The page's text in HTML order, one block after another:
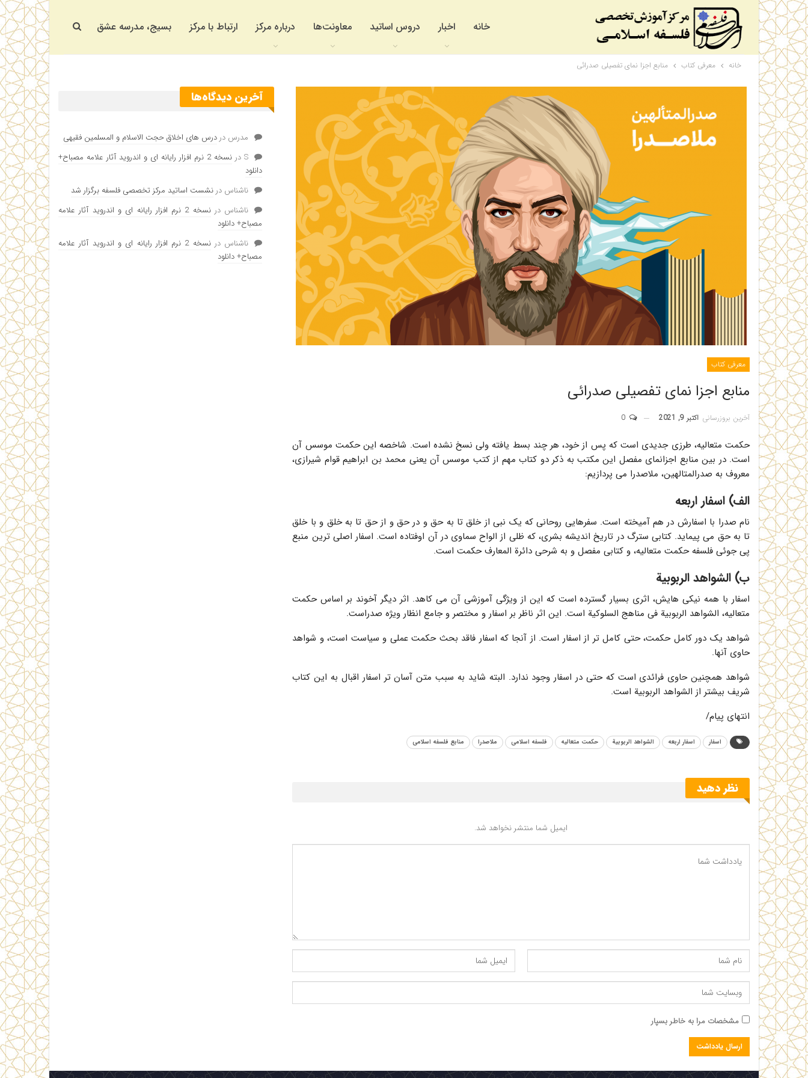
خانه اخبار دروس اساتید معاونت‌ها درباره مرکز ارتباط با مرکز بسیج، مدرسه عشق
خانه معرفی کتاب منابع اجزا نمای تفصیلی صدرائی
معرفی کتاب
منابع اجزا نمای تفصیلی صدرائی
آخرین بروزرسانی اکتبر 9, 2021
حکمت متعالیه، طرزی جدیدی است که پس از خود، هر چند بسط یافته ولی نسخ نشده است. شاخصه این حکمت موسس آن
است. در بین منابع اجزانمای مفصل این مکتب به ذکر دو کتاب مهم از کتب موسس آن یعنی محمد بن ابراهیم قوام شیرازی،
معروف به صدرالمتالهین، ملاصدرا می پردازیم:
الف) اسفار اربعه
نام صدرا با اسفارش در هم آمیخته است. سفرهایی روحانی که یک نبی از خلق تا به حق و در حق و از حق تا به خلق و با خلق
تا به حق می پیماید. کتابی سترگ در تاریخ اندیشه بشری، که ظلی از الواح سماوی در آن اوفتاده است. اسفار اصلی ترین منبع
پی جوئی فلسفه حکمت متعالیه، و کتابی مفصل و به شرحی دائرة المعارف حکمت است.
ب) الشواهد الربوبیة
اسفار با همه نیکی هایش، اثری بسیار گسترده است که این از ویژگی آموزشی آن می کاهد. اثر دیگر آخوند بر اساس حکمت
متعالیه، الشواهد الربوبیة فی مناهج السلوکیة است. این اثر ناظر بر اسفار و مختصر و جامع انظار ویژه صدراست.
شواهد یک دور کامل حکمت، حتی کامل تر از اسفار است. از آنجا که اسفار فاقد بحث حکمت عملی و سیاست است، و شواهد
حاوی آنها.
شواهد همچنین حاوی فرائدی است که حتی در اسفار وجود ندارد. البته شاید به سبب متن آسان تر اسفار اقبال به این کتاب
شریف بیشتر از الشواهد الربوبیة است.
انتهای پیام/
اسفار اسفار اربعه الشواهد الربوبیة حکمت متعالیه فلسفه اسلامی ملاصدرا منابع فلسفه اسلامی
نظر دهید
ایمیل شما منتشر نخواهد شد.
مشخصات مرا به خاطر بسپار
آخرین دیدگاه‌ها
مدرس در درس های اخلاق حجت الاسلام و المسلمین فقیهی
Sدر
نسخه 2 نرم افزار رایانه ای و اندروید آثار علامه مصباح+
دانلود
ناشناس در نشست اساتید مرکز تخصصی فلسفه برگزار شد
ناشناس در
نسخه 2 نرم افزار رایانه ای و اندروید آثار علامه
مصباح+ دانلود
ناشناس در
نسخه 2 نرم افزار رایانه ای و اندروید آثار علامه
مصباح+ دانلود